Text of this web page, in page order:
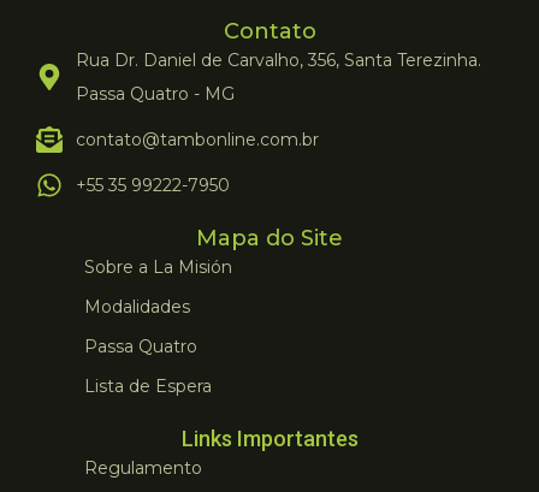
Contato
Rua Dr. Daniel de Carvalho, 356, Santa Terezinha.
Passa Quatro - MG
contato@tambonline.com.br
+55 35 99222-7950
Mapa do Site
Sobre a La Misión
Modalidades
Passa Quatro
Lista de Espera
Links Importantes
Regulamento